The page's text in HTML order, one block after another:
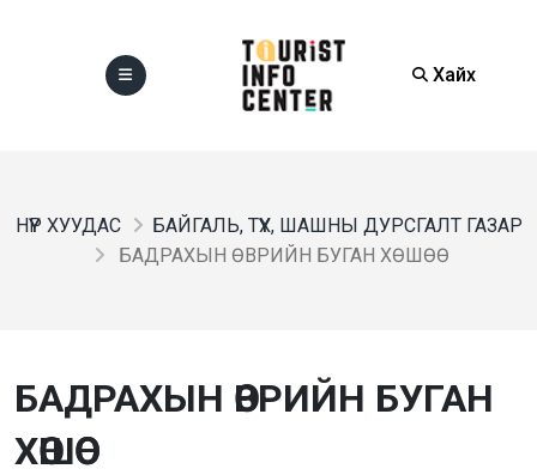
Хайх
НҮҮР ХУУДАС
БАЙГАЛЬ, ТҮҮХ, ШАШНЫ ДУРСГАЛТ ГАЗАР
БАДРАХЫН ӨВРИЙН БУГАН ХӨШӨӨ
БАДРАХЫН ӨВРИЙН БУГАН
ХӨШӨӨ